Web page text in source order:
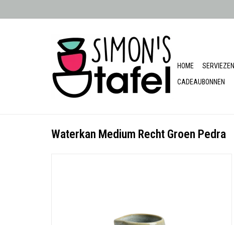
HOME SERVIEZEN
CADEAUBONNEN
Waterkan Medium Recht Groen Pedra